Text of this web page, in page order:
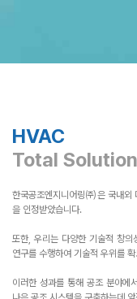
HVAC
Total Solution
한국공조엔지니어링㈜은 국내외
을 인정받았습니다.
또한, 우리는 다양한 기술적 창
연구를 수행하여 기술적 우위를
이러한 성과를 통해 공조 분야에